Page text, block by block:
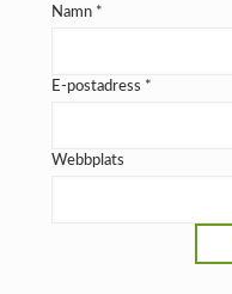
Namn *
E-postadress *
Webbplats